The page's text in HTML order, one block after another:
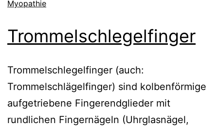
Myopathie
Trommelschlegelfinger
Trommelschlegelfinger (auch:
Trommelschlägelfinger) sind kolbenförmige
aufgetriebene Fingerendglieder mit
rundlichen Fingernägeln (Uhrglasnägel,